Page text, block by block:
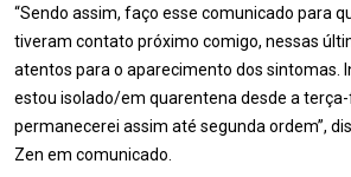
“Sendo assim, faço esse comunicado para
tiveram contato próximo comigo, nessas
atentos para o aparecimento dos sintomas.
estou isolado/em quarentena desde a
permanecerei assim até segunda ordem”,
Zen em comunicado.